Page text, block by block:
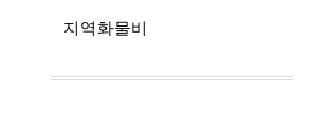
지역화물비